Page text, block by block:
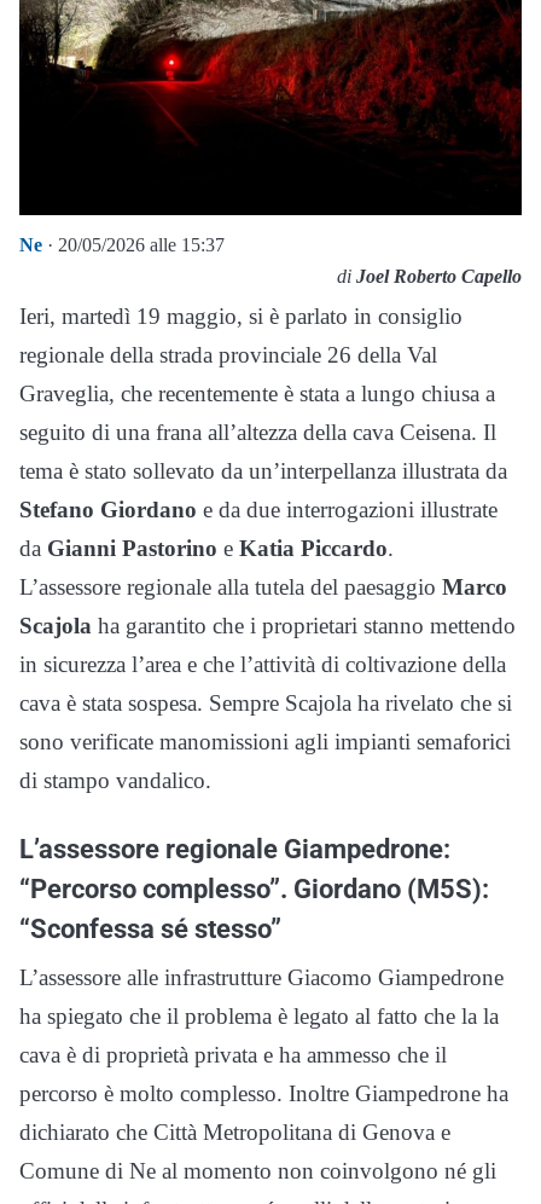
Ne · 20/05/2026 alle 15:37
di Joel Roberto Capello
Ieri, martedì 19 maggio, si è parlato in consiglio
regionale della strada provinciale 26 della Val
Graveglia, che recentemente è stata a lungo chiusa a
seguito di una frana all’altezza della cava Ceisena. Il
tema è stato sollevato da un’interpellanza illustrata da
Stefano Giordano e da due interrogazioni illustrate
da Gianni Pastorino e Katia Piccardo.
L’assessore regionale alla tutela del paesaggio Marco
Scajola ha garantito che i proprietari stanno mettendo
in sicurezza l’area e che l’attività di coltivazione della
cava è stata sospesa. Sempre Scajola ha rivelato che si
sono verificate manomissioni agli impianti semaforici
di stampo vandalico.
L’assessore regionale Giampedrone:
“Percorso complesso”. Giordano (M5S):
“Sconfessa sé stesso”
L’assessore alle infrastrutture Giacomo Giampedrone
ha spiegato che il problema è legato al fatto che la la
cava è di proprietà privata e ha ammesso che il
percorso è molto complesso. Inoltre Giampedrone ha
dichiarato che Città Metropolitana di Genova e
Comune di Ne al momento non coinvolgono né gli